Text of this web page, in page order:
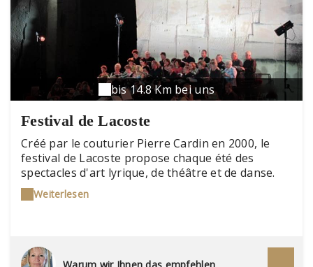
bis 14.8 Km bei uns
Festival de Lacoste
Créé par le couturier Pierre Cardin en 2000, le
festival de Lacoste propose chaque été des
spectacles d'art lyrique, de théâtre et de danse.
Toutes les représentations ont pour scène le
somptueux cadre des anciennes carrières de
Weiterlesen
Warum wir Ihnen das empfehlen